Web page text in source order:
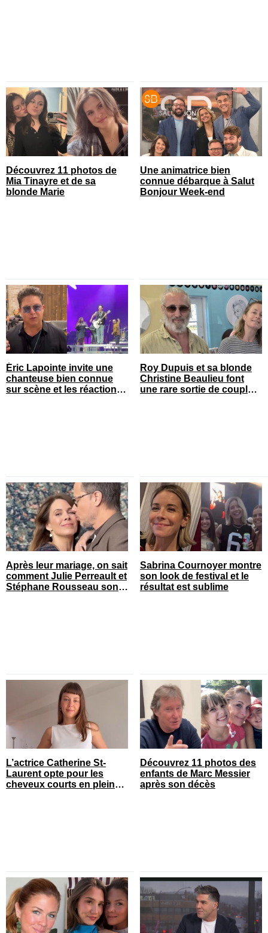
Découvrez 11 photos de
Mia Tinayre et de sa
blonde Marie
Une animatrice bien
connue débarque à Salut
Bonjour Week-end
Éric Lapointe invite une
chanteuse bien connue
sur scène et les réactions
Roy Dupuis et sa blonde
Christine Beaulieu font
une rare sortie de couple
Après leur mariage, on sait
comment Julie Perreault et
Stéphane Rousseau sont
Sabrina Cournoyer montre
son look de festival et le
résultat est sublime
L’actrice Catherine St-
Laurent opte pour les
cheveux courts en pleine
Découvrez 11 photos des
enfants de Marc Messier
après son décès